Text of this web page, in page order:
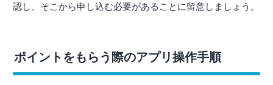
認し、そこから申し込む必要があることに留意しましょう。
ポイントをもらう際のアプリ操作手順